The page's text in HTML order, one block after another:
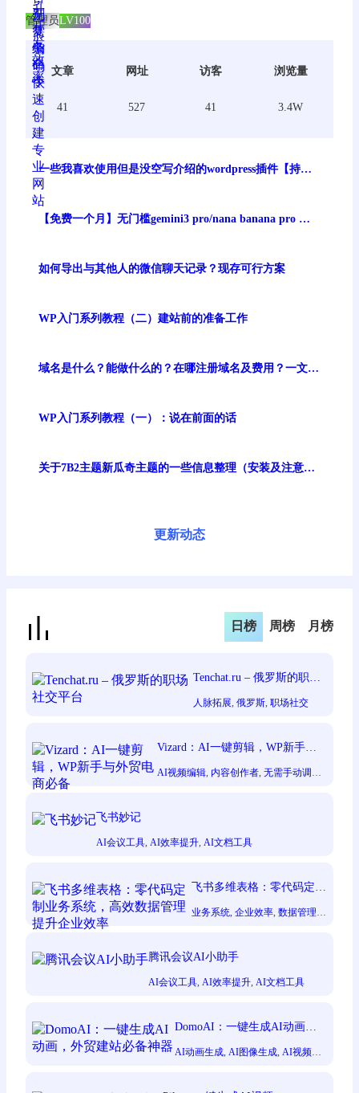
管理员LV100
文章
41
网址
527
访客
41
浏览量
3.4W
一些我喜欢使用但是没空写介绍的wordpress插件【持续
更新】
【免费一个月】无门槛gemini3 pro/nana banana pro 谷
如何导出与其他人的微信聊天记录？现存可行方案
WP入门系列教程（二）建站前的准备工作
域名是什么？能做什么的？在哪注册域名及费用？一文讲
WP入门系列教程（一）：说在前面的话
关于7B2主题新瓜奇主题的一些信息整理（安装及注意事
更新动态
日榜 周榜 月榜
Tenchat.ru – 俄罗斯的职场
人脉拓展 , 俄罗斯 , 职场社交
Vizard：AI一键剪辑，WP新手与
AI视频编辑, 内容创作者, 无需手动调整
飞书妙记
AI会议工具 AI效率提升 AI文档工具
飞书多维表格：零代码定制
升企业效率
业务系统 , 企业效率 , 数据管理
腾讯会议AI小助手
AI会议工具 AI效率提升 AI文档工具
DomoAI：一键生成AI动画，
AI动画生成, AI图像生成, AI视频生